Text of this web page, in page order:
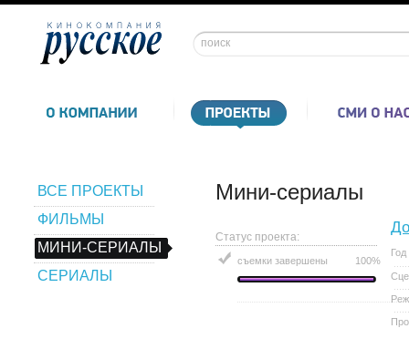
ВСЕ ПРОЕКТЫ
ФИЛЬМЫ
МИНИ-СЕРИАЛЫ
СЕРИАЛЫ
Мини-сериалы
Статус проекта:
съемки завершены 100%
Год